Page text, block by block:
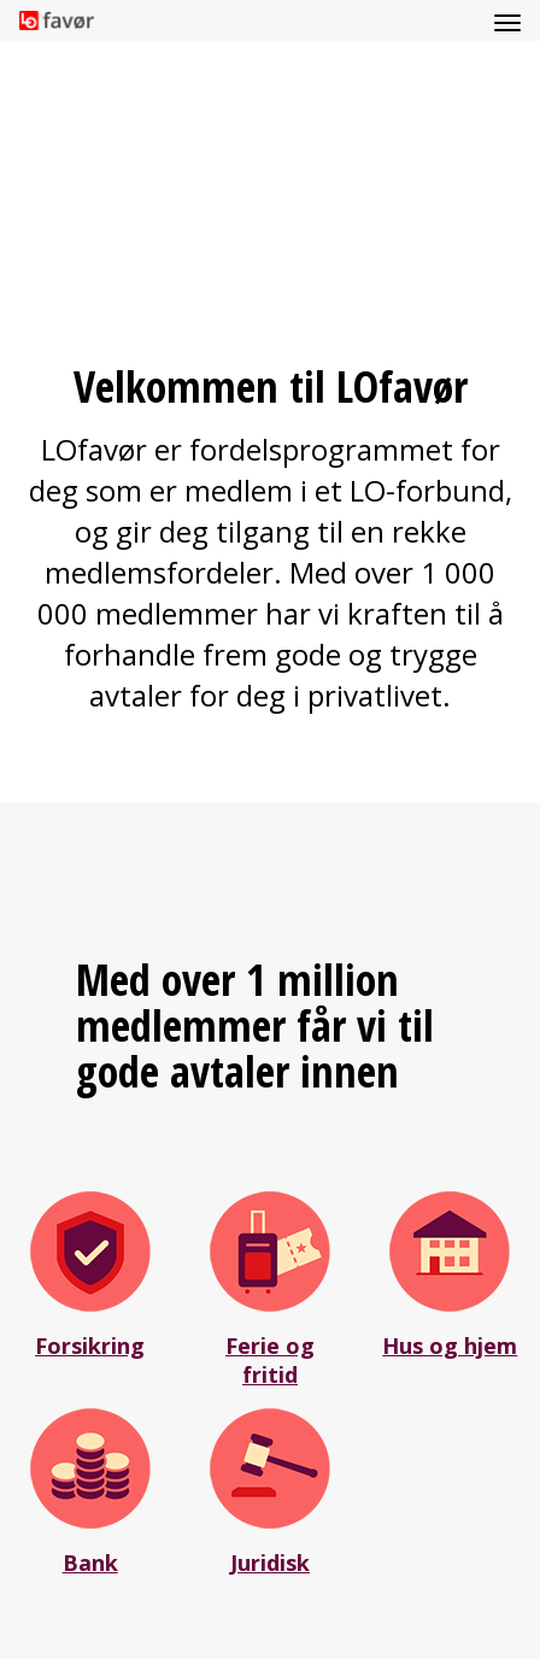
Velkommen til LOfavør
LOfavør er fordelsprogrammet for
deg som er medlem i et LO-forbund,
og gir deg tilgang til en rekke
medlemsfordeler. Med over 1 000
000 medlemmer har vi kraften til å
forhandle frem gode og trygge
avtaler for deg i privatlivet.
Med over 1 million
medlemmer får vi til
gode avtaler innen
Forsikring
Ferie og
fritid
Hus og hjem
Bank Juridisk